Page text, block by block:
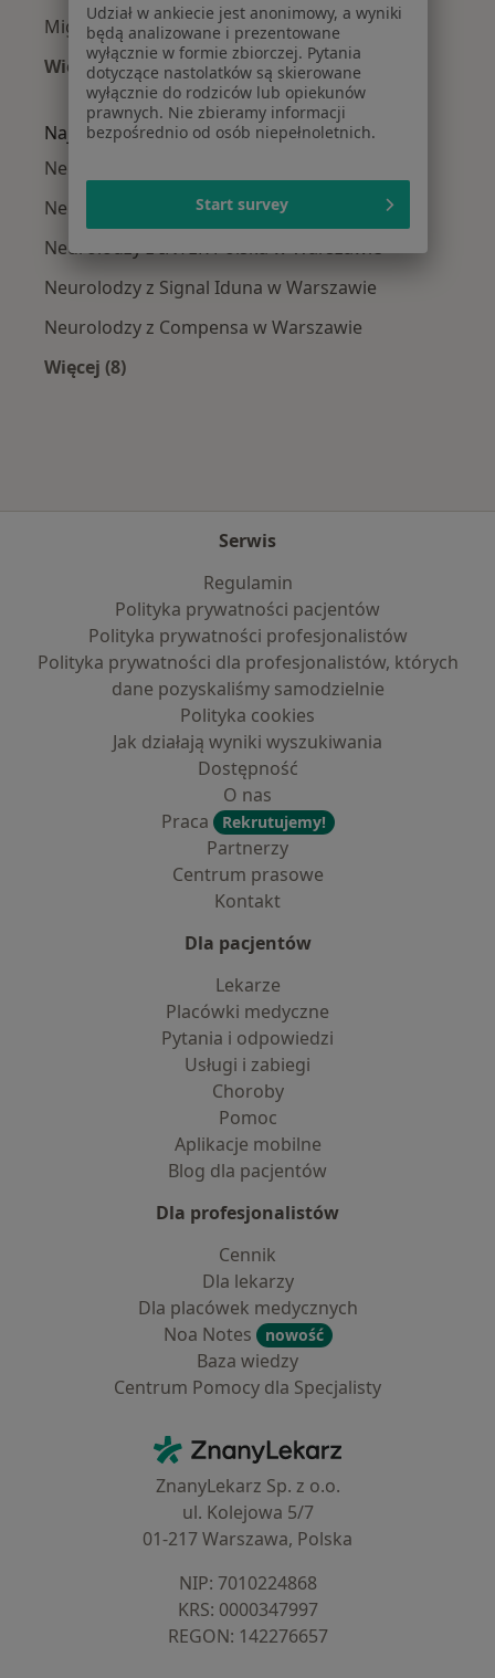
Migrena w Warszawie
Więcej (15)
Więcej w kategorii: Najczęście leczone
Najpopularniejsze ubezpieczenia
Neurolodzy z Medicover w Warszawie
Neurolodzy z Allianz w Warszawie
Neurolodzy z INTER Polska w Warszawie
Neurolodzy z Signal Iduna w Warszawie
Neurolodzy z Compensa w Warszawie
Więcej (8)
Serwis
Regulamin
Polityka prywatności pacjentów
Polityka prywatności profesjonalistów
Polityka prywatności dla profesjonalistów, których
dane pozyskaliśmy samodzielnie
Polityka cookies
Jak działają wyniki wyszukiwania
Dostępność
O nas
Praca
Rekrutujemy!
Partnerzy
Centrum prasowe
Kontakt
Dla pacjentów
Lekarze
Placówki medyczne
Pytania i odpowiedzi
Usługi i zabiegi
Choroby
Pomoc
Aplikacje mobilne
Blog dla pacjentów
Dla profesjonalistów
Cennik
Dla lekarzy
Dla placówek medycznych
Noa Notes
nowość
Baza wiedzy
Centrum Pomocy dla Specjalisty
ZnanyLekarz - Strona główna
ZnanyLekarz Sp. z o.o.
ul. Kolejowa 5/7
01-217 Warszawa, Polska
NIP: ⁠7010224868
KRS: ⁠0000347997
REGON: ⁠142276657
Udział w ankiecie jest anonimowy, a wyniki
będą analizowane i prezentowane
wyłącznie w formie zbiorczej. Pytania
dotyczące nastolatków są skierowane
wyłącznie do rodziców lub opiekunów
prawnych. Nie zbieramy informacji
bezpośrednio od osób niepełnoletnich.
Start survey